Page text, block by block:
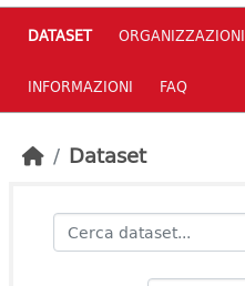
DATASET ORGANIZZAZIONI
INFORMAZIONI FAQ
Dataset